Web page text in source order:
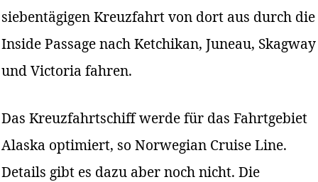
siebentägigen Kreuzfahrt von dort aus durch die
Inside Passage nach Ketchikan, Juneau, Skagway
und Victoria fahren.
Das Kreuzfahrtschiff werde für das Fahrtgebiet
Alaska optimiert, so Norwegian Cruise Line.
Details gibt es dazu aber noch nicht. Die